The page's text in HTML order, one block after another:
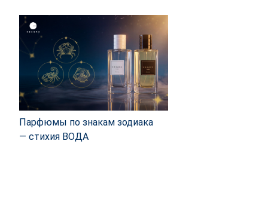
Парфюмы по знакам зодиака
— стихия ВОДА